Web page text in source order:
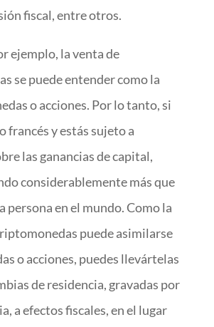
fiscal, entre otros.
ejemplo, la venta de
se puede entender como la
o acciones. Por lo tanto, si
francés y estás sujeto a
las ganancias de capital,
considerablemente más que
persona en el mundo. Como la
puede asimilarse
o acciones, puedes llevártelas
de residencia, gravadas por
a efectos fiscales, en el lugar